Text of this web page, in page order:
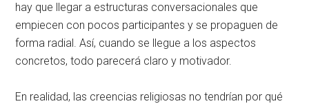
hay que llegar a estructuras conversacionales que
empiecen con pocos participantes y se propaguen de
forma radial. Así, cuando se llegue a los aspectos
concretos, todo parecerá claro y motivador.
En realidad, las creencias religiosas no tendrían por qué